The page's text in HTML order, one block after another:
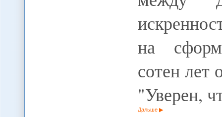
на
сотен лет
"Уверен,
Дальше